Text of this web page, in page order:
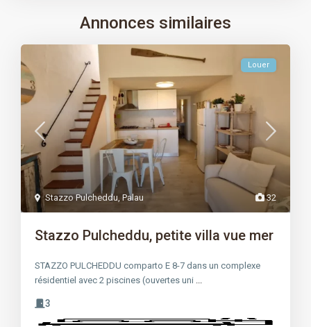
Annonces similaires
32
Stazzo Pulcheddu,Palau
Louer
Stazzo Pulcheddu, petite villa vue mer
STAZZO PULCHEDDU comparto E 8-7 dans un complexe
résidentiel avec 2 piscines (ouvertes uni ...
3